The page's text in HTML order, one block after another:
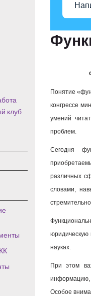
Понятие
конгрессе
умений
проблем.
Сегодня
различных
словами,
юридическую
науках.
При этом
информацию,
Особое
клуб